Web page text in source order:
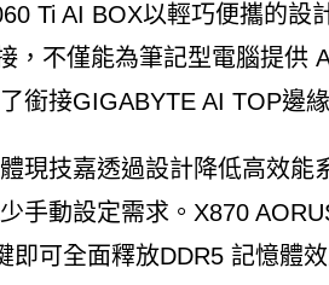
Ti AI BOX以輕巧便攜的設
，不僅能為筆記型電腦提供
銜接GIGABYTE AI TOP邊
現技嘉透過設計降低高效能
手動設定需求。X870
即可全面釋放DDR5 記憶體